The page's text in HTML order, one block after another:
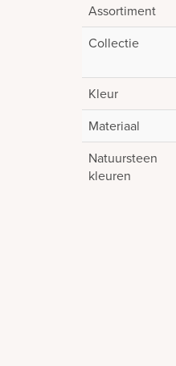
Assortiment
Collectie
Kleur
Materiaal
Natuursteen
kleuren